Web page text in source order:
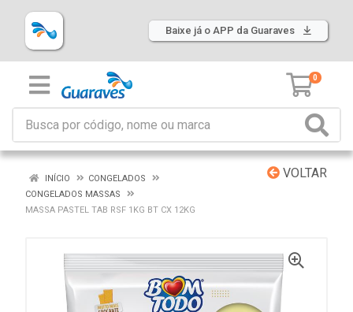
Baixe já o APP da Guaraves
0
VOLTAR
INÍCIO
CONGELADOS
CONGELADOS MASSAS
MASSA PASTEL TAB RSF 1KG BT CX 12KG